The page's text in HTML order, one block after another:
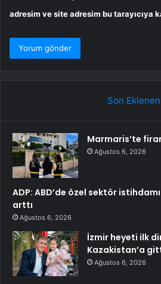
adresim ve site adresim bu tarayıcıya
Son Eklenen
Marmaris’te
Ağustos 6, 2026
ADP: ABD’de özel sektör
arttı
Ağustos 6, 2026
İzmir heyeti ilk
Kazakistan’a
Ağustos 6, 2026